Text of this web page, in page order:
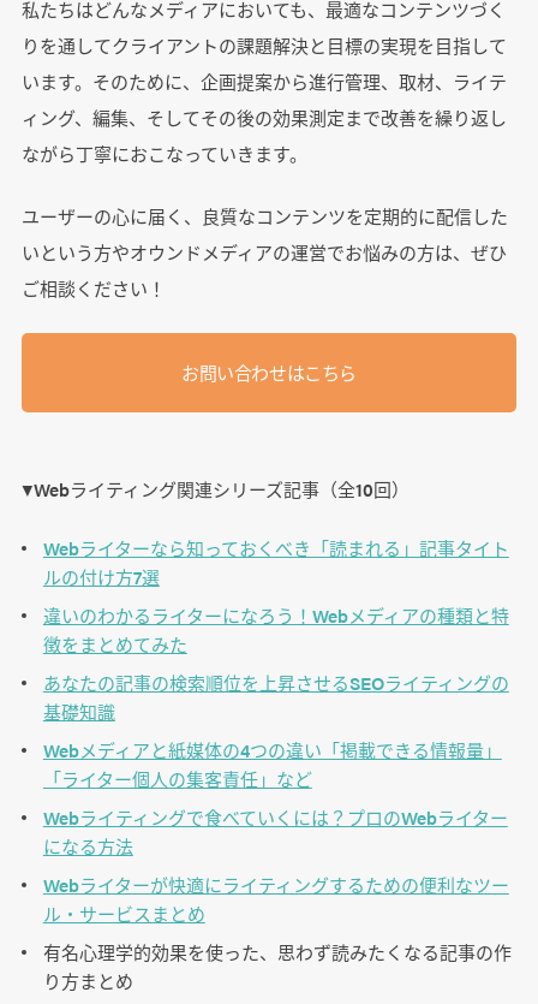
私たちはどんなメディアにおいても、最適なコンテンツづく
りを通してクライアントの課題解決と目標の実現を目指して
います。そのために、企画提案から進行管理、取材、ライテ
ィング、編集、そしてその後の効果測定まで改善を繰り返し
ながら丁寧におこなっていきます。
ユーザーの心に届く、良質なコンテンツを定期的に配信した
いという方やオウンドメディアの運営でお悩みの方は、ぜひ
ご相談ください！
お問い合わせはこちら
▼Webライティング関連シリーズ記事（全10回）
Webライターなら知っておくべき「読まれる」記事タイト
ルの付け方7選
違いのわかるライターになろう！Webメディアの種類と特
徴をまとめてみた
あなたの記事の検索順位を上昇させるSEOライティングの
基礎知識
Webメディアと紙媒体の4つの違い「掲載できる情報量」
「ライター個人の集客責任」など
Webライティングで食べていくには？プロのWebライター
になる方法
Webライターが快適にライティングするための便利なツー
ル・サービスまとめ
有名心理学的効果を使った、思わず読みたくなる記事の作
り方まとめ